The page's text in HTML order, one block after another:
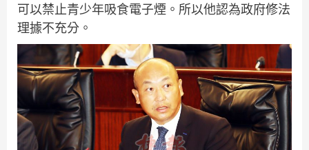
可以禁止青少年吸食電子煙。所以他認為政府修法
理據不充分。